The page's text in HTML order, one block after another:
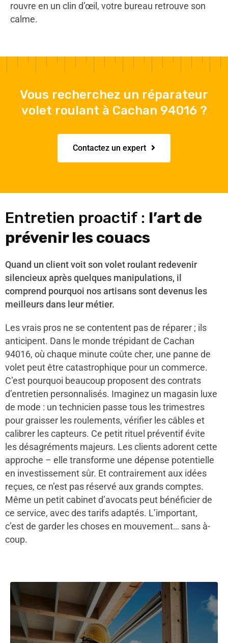
rouvre en un clin d’œil, votre bureau retrouve son
calme.
Vous recherchez un réparateur
volet roulant à Cachan 94016 ?
Contactez un expert
Entretien proactif : l’art de
prévenir les couacs
Quand un client voit son volet roulant redevenir
silencieux après quelques manipulations, il
comprend pourquoi nos artisans sont devenus les
meilleurs dans leur métier.
Les vrais pros ne se contentent pas de réparer ; ils
anticipent. Dans le monde trépidant de Cachan
94016, où chaque minute coûte cher, une panne de
volet peut être catastrophique pour un commerce.
C’est pourquoi beaucoup proposent des contrats
d’entretien personnalisés. Imaginez un magasin luxe
de mode : un technicien passe tous les trimestres
pour graisser les roulements, vérifier les câbles et
calibrer les capteurs. Ce petit rituel préventif évite
les désagréments majeurs. Les clients adorent cette
approche – elle transforme une dépense potentielle
en investissement sûr. Et contrairement aux idées
reçues, ce n’est pas réservé aux grands comptes.
Même un petit cabinet d’avocats peut bénéficier de
ce service, avec des tarifs adaptés. L’important,
c’est de garder les choses en mouvement… sans à-
coup.